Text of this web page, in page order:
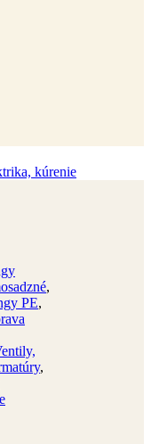
kúrenie
,
PE,
,